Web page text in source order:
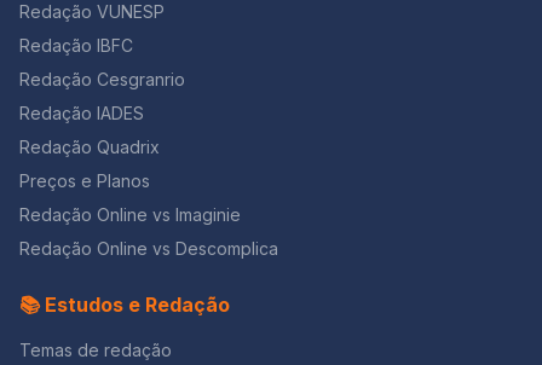
bullying. Amizade Desfeita (2014) Os protagonistas
deste filme passam por experiências de bullying e
participam de bate-papo em vídeo. Em lugar de se
assustarem com fenômenos sobrenaturais, tentam
descobrir a origem de vírus que chegam pela internet.
Uma fonte perfeita de citação para assuntos como
cyberbullying, e a ameaça à privacidade na internet.
Pedido de Amizade (2016) Terminamos com outro
filme da era da internet. Laura é estudante universitária,
usuária de redes sociais e decide deletar de uma
Marina, que já tinha problemas pessoais, se suicida e
suicídio entre jovens são temas de redação em que se
Redação VUNESP
Redação IBFC
Redação Cesgranrio
Redação IADES
Redação Quadrix
Preços e Planos
Redação Online vs Imaginie
Redação Online vs Descomplica
📚 Estudos e Redação
Temas de redação